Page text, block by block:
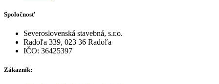
Spoločnosť
Severoslovenská stavebná, s.r.o.
Radoľa 339, 023 36 Radoľa
IČO: 36425397
Zákazník: